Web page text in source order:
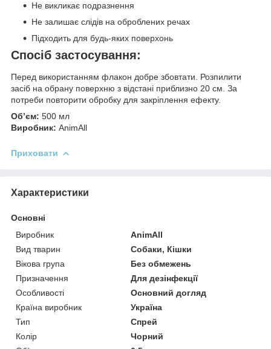
Не викликає подразнення
Не залишає слідів на оброблених речах
Підходить для будь-яких поверхонь
Спосіб застосування:
Перед використанням флакон добре збовтати. Розпилити
засіб на обрану поверхню з відстані приблизно 20 см. За
потреби повторити обробку для закріплення ефекту.
Обʼєм: 500 мл
Виробник: AnimAll
Приховати
Характеристики
Основні
Виробник
AnimAll
Вид тварин
Собаки, Кішки
Вікова група
Без обмежень
Призначення
Для дезінфекції
Особливості
Основний догляд
Країна виробник
Україна
Тип
Спрей
Колір
Чорний